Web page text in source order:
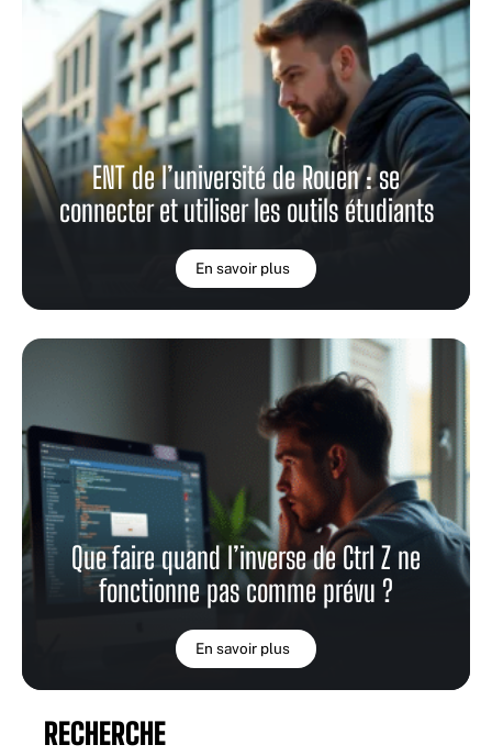
ENT de l’université de Rouen : se
connecter et utiliser les outils étudiants
En savoir plus
Que faire quand l’inverse de Ctrl Z ne
fonctionne pas comme prévu ?
En savoir plus
RECHERCHE